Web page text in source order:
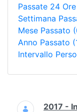
Passate 24 Ore
Settimana
Mese Passato
Anno Passato
Intervallo
Ricerca
2017 -